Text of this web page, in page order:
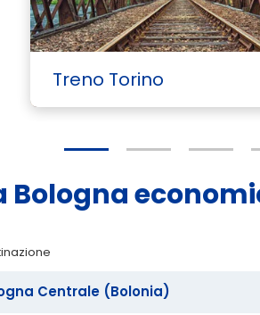
Treno Torino
Bologna
Centrale (Bolonia)